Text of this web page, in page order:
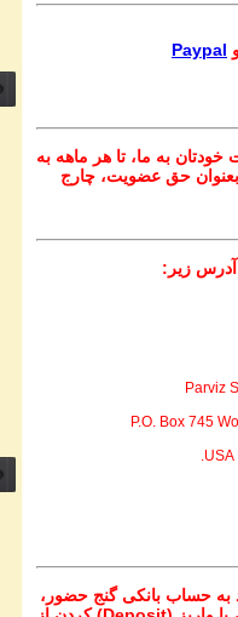
Paypal
به ما، تا هر ماهه به
حق عضویت، چارج
Parviz
P.O. Box 745
به حساب بانکی گنج حضور،